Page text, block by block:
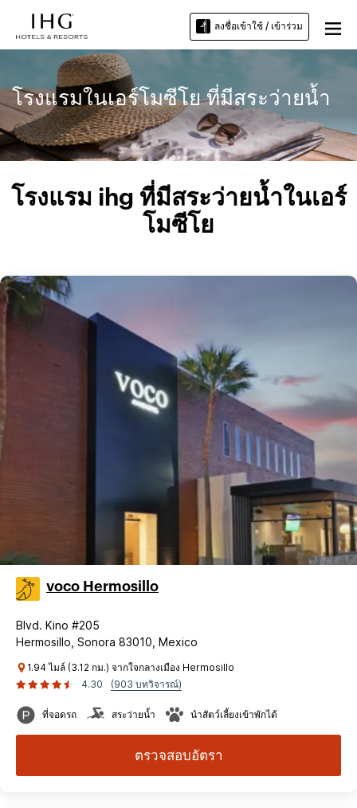
ลงชื่อเข้าใช้ / เข้าร่วม
โรงแรมในเอร์โมซีโย ที่มีสระว่ายน้ำ
โรงแรม ihg ที่มีสระว่ายน้ำในเอร์
โมซีโย
voco Hermosillo
Blvd. Kino #205
Hermosillo, Sonora 83010, Mexico
1.94 ไมล์ (3.12 กม.) จากใจกลางเมือง Hermosillo
4.30
(903 บทวิจารณ์)
ที่จอดรถ สระว่ายน้ำ นำสัตว์เลี้ยงเข้าพักได้
ตรวจสอบอัตรา